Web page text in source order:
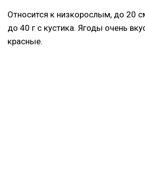
Относится к низкорослым, до 20
до 40 г с кустика. Ягоды очень
красные.